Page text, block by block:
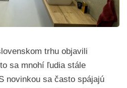
trhu objavili
sa mnohí ľudia stále
novinkou sa často spájajú